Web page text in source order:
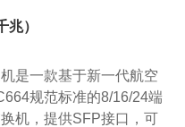
）
是一款基于新一代航空
规范标准的8/16/24端
机，提供SFP接口，可